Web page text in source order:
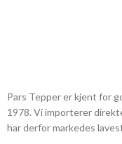
Pars Tepper er kjent for
1978. Vi importerer
har derfor markedes